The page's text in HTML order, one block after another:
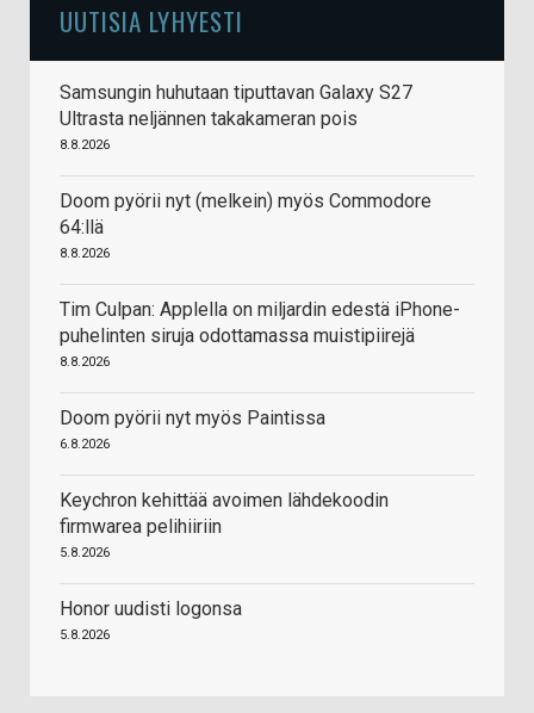
UUTISIA LYHYESTI
Samsungin huhutaan tiputtavan Galaxy S27
Ultrasta neljännen takakameran pois
8.8.2026
Doom pyörii nyt (melkein) myös Commodore
64:llä
8.8.2026
Tim Culpan: Applella on miljardin edestä iPhone-
puhelinten siruja odottamassa muistipiirejä
8.8.2026
Doom pyörii nyt myös Paintissa
6.8.2026
Keychron kehittää avoimen lähdekoodin
firmwarea pelihiiriin
5.8.2026
Honor uudisti logonsa
5.8.2026